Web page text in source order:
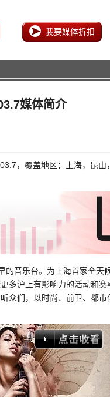
我要媒体折扣
媒体简介
，覆盖地区：上海，昆
的音乐台。为上海首家全天
多沪上有影响力的活动和
众们，以时尚、前卫、都